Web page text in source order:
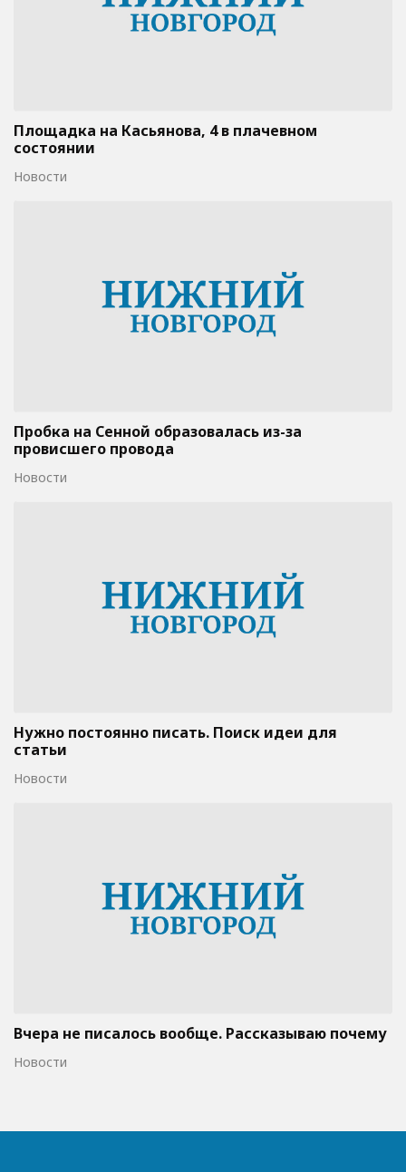
Площадка на Касьянова, 4 в плачевном
состоянии
Новости
Пробка на Сенной образовалась из-за
провисшего провода
Новости
Нужно постоянно писать. Поиск идеи для
статьи
Новости
Вчера не писалось вообще. Рассказываю почему
Новости